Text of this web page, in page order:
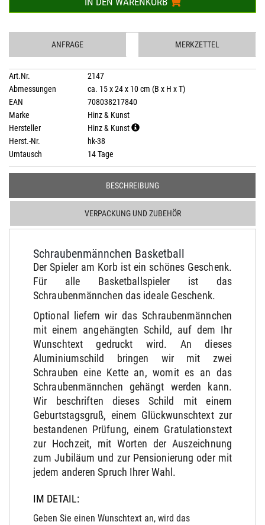
ANFRAGE MERKZETTEL
Art.Nr.
2147
Abmessungen
ca. 15 x 24 x 10 cm (B x H x T)
EAN
708038217840
Marke
Hinz & Kunst
Hersteller
Hinz & Kunst
Herst.-Nr.
hk-38
Umtausch
14 Tage
BESCHREIBUNG
VERPACKUNG UND ZUBEHÖR
Schraubenmännchen Basketball
Der Spieler am Korb ist ein schönes Geschenk.
Für alle Basketballspieler ist das
Schraubenmännchen das ideale Geschenk.
Optional liefern wir das Schraubenmännchen
mit einem angehängten Schild, auf dem Ihr
Wunschtext gedruckt wird. An dieses
Aluminiumschild bringen wir mit zwei
Schrauben eine Kette an, womit es an das
Schraubenmännchen gehängt werden kann.
Wir beschriften dieses Schild mit einem
Geburtstagsgruß, einem Glückwunschtext zur
bestandenen Prüfung, einem Gratulationstext
zur Hochzeit, mit Worten der Auszeichnung
zum Jubiläum und zur Pensionierung oder mit
jedem anderen Spruch Ihrer Wahl.
IM DETAIL:
Geben Sie einen Wunschtext an, wird das